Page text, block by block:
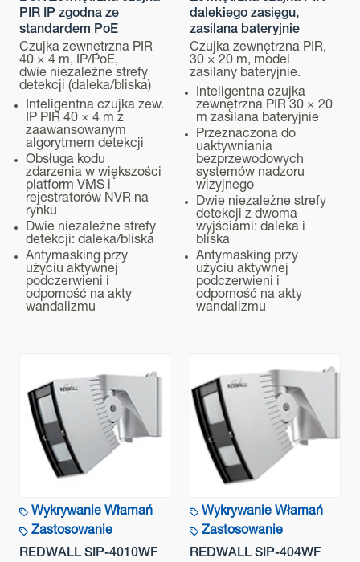
PIR IP zgodna ze
standardem PoE
Czujka zewnętrzna PIR
40 × 4 m, IP/PoE,
dwie niezależne strefy
detekcji (daleka/bliska)
Inteligentna czujka zew.
IP PIR 40 × 4 m z
zaawansowanym
algorytmem detekcji
Obsługa kodu
zdarzenia w większości
platform VMS i
rejestratorów NVR na
rynku
Dwie niezależne strefy
detekcji: daleka/bliska
Antymasking przy
użyciu aktywnej
podczerwieni i
odporność na akty
wandalizmu
dalekiego zasięgu,
zasilana bateryjnie
Czujka zewnętrzna PIR,
30 × 20 m, model
zasilany bateryjnie.
Inteligentna czujka
zewnętrzna PIR 30 × 20
m zasilana bateryjnie
Przeznaczona do
uaktywniania
bezprzewodowych
systemów nadzoru
wizyjnego
Dwie niezależne strefy
detekcji z dwoma
wyjściami: daleka i
bliska
Antymasking przy
użyciu aktywnej
podczerwieni i
odporność na akty
wandalizmu
Wykrywanie Włamań
Zastosowanie
REDWALL SIP-4010WF
Wykrywanie Włamań
Zastosowanie
REDWALL SIP-404WF